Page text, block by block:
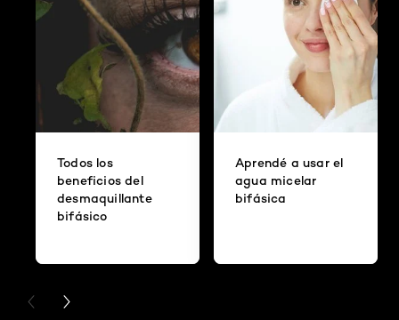
Todos los
beneficios del
desmaquillante
bifásico
Aprendé a usar el
agua micelar
bifásica
PREVIOUS CARD
NEXT CARD